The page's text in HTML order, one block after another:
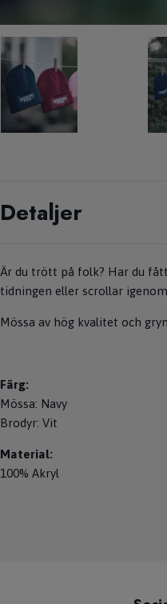
Detaljer
Är du trött på folk? Har du
tidningen eller scrollar
Mössa av hög kvalitet och
Färg:
Mössa: Navy
Brodyr: Vit
Material:
100% Akryl